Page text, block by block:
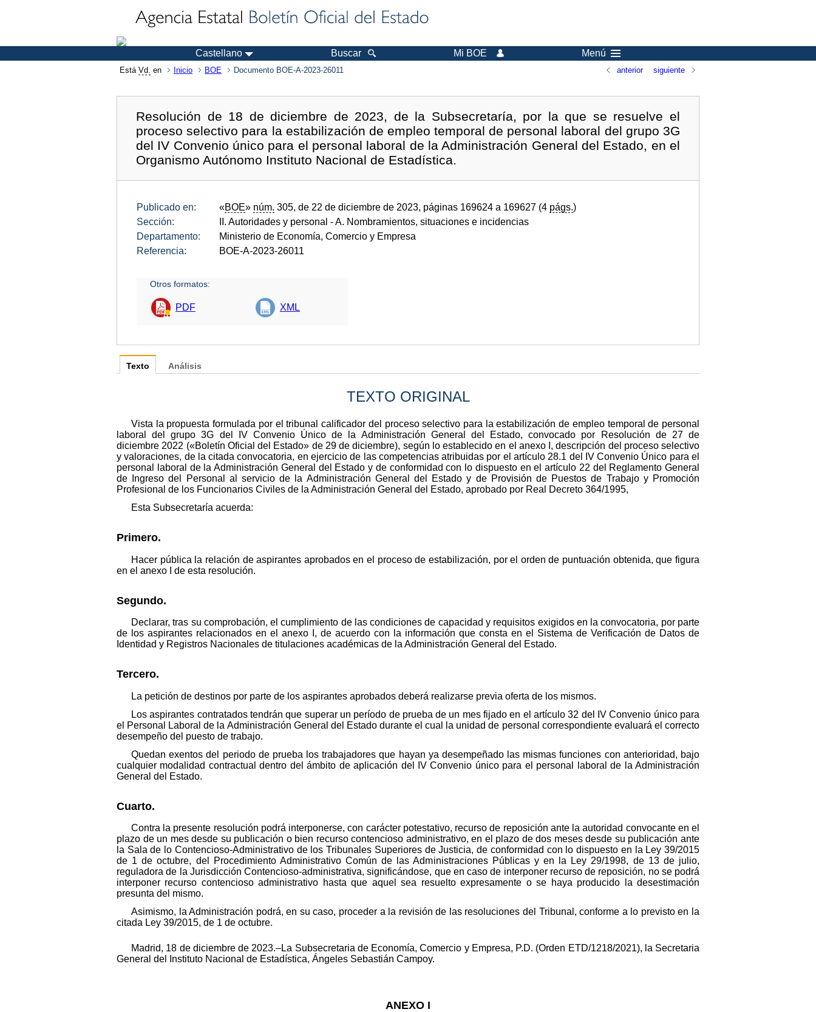
Castellano Buscar Mi BOE Menú
Está Vd. en Inicio BOE Documento BOE-A-2023-26011 anterior siguiente
Resolución de 18 de diciembre de 2023, de la Subsecretaría, por la que se resuelve el
proceso selectivo para la estabilización de empleo temporal de personal laboral del grupo 3G
del IV Convenio único para el personal laboral de la Administración General del Estado, en el
Organismo Autónomo Instituto Nacional de Estadística.
Publicado en: «BOE» núm. 305, de 22 de diciembre de 2023, páginas 169624 a 169627 (4 págs.)
Sección:
II. Autoridades y personal - A. Nombramientos, situaciones e incidencias
Departamento:
Ministerio de Economía, Comercio y Empresa
Referencia:
BOE-A-2023-26011
Otros formatos:
PDF XML
Texto
TEXTO ORIGINAL
Vista la propuesta formulada por el tribunal calificador del proceso selectivo para la estabilización de empleo temporal de personal
laboral del grupo 3G del IV Convenio Único de la Administración General del Estado, convocado por Resolución de 27 de
diciembre 2022 («Boletín Oficial del Estado» de 29 de diciembre), según lo establecido en el anexo I, descripción del proceso selectivo
y valoraciones, de la citada convocatoria, en ejercicio de las competencias atribuidas por el artículo 28.1 del IV Convenio Único para el
personal laboral de la Administración General del Estado y de conformidad con lo dispuesto en el artículo 22 del Reglamento General
de Ingreso del Personal al servicio de la Administración General del Estado y de Provisión de Puestos de Trabajo y Promoción
Profesional de los Funcionarios Civiles de la Administración General del Estado, aprobado por Real Decreto 364/1995,
Esta Subsecretaría acuerda:
Primero.
Hacer pública la relación de aspirantes aprobados en el proceso de estabilización, por el orden de puntuación obtenida, que figura
en el anexo I de esta resolución.
Segundo.
Declarar, tras su comprobación, el cumplimiento de las condiciones de capacidad y requisitos exigidos en la convocatoria, por parte
de los aspirantes relacionados en el anexo I, de acuerdo con la información que consta en el Sistema de Verificación de Datos de
Identidad y Registros Nacionales de titulaciones académicas de la Administración General del Estado.
Tercero.
La petición de destinos por parte de los aspirantes aprobados deberá realizarse previa oferta de los mismos.
Los aspirantes contratados tendrán que superar un período de prueba de un mes fijado en el artículo 32 del IV Convenio único para
el Personal Laboral de la Administración General del Estado durante el cual la unidad de personal correspondiente evaluará el correcto
desempeño del puesto de trabajo.
Quedan exentos del periodo de prueba los trabajadores que hayan ya desempeñado las mismas funciones con anterioridad, bajo
cualquier modalidad contractual dentro del ámbito de aplicación del IV Convenio único para el personal laboral de la Administración
General del Estado.
Cuarto.
Contra la presente resolución podrá interponerse, con carácter potestativo, recurso de reposición ante la autoridad convocante en el
plazo de un mes desde su publicación o bien recurso contencioso administrativo, en el plazo de dos meses desde su publicación ante
la Sala de lo Contencioso-Administrativo de los Tribunales Superiores de Justicia, de conformidad con lo dispuesto en la Ley 39/2015
de 1 de octubre, del Procedimiento Administrativo Común de las Administraciones Públicas y en la Ley 29/1998, de 13 de julio,
reguladora de la Jurisdicción Contencioso-administrativa, significándose, que en caso de interponer recurso de reposición, no se podrá
interponer recurso contencioso administrativo hasta que aquel sea resuelto expresamente o se haya producido la desestimación
presunta del mismo.
Asimismo, la Administración podrá, en su caso, proceder a la revisión de las resoluciones del Tribunal, conforme a lo previsto en la
citada Ley 39/2015, de 1 de octubre.
Madrid, 18 de diciembre de 2023.–La Subsecretaria de Economía, Comercio y Empresa, P.D. (Orden ETD/1218/2021), la Secretaria
General del Instituto Nacional de Estadística, Ángeles Sebastián Campoy.
ANEXO I
Análisis